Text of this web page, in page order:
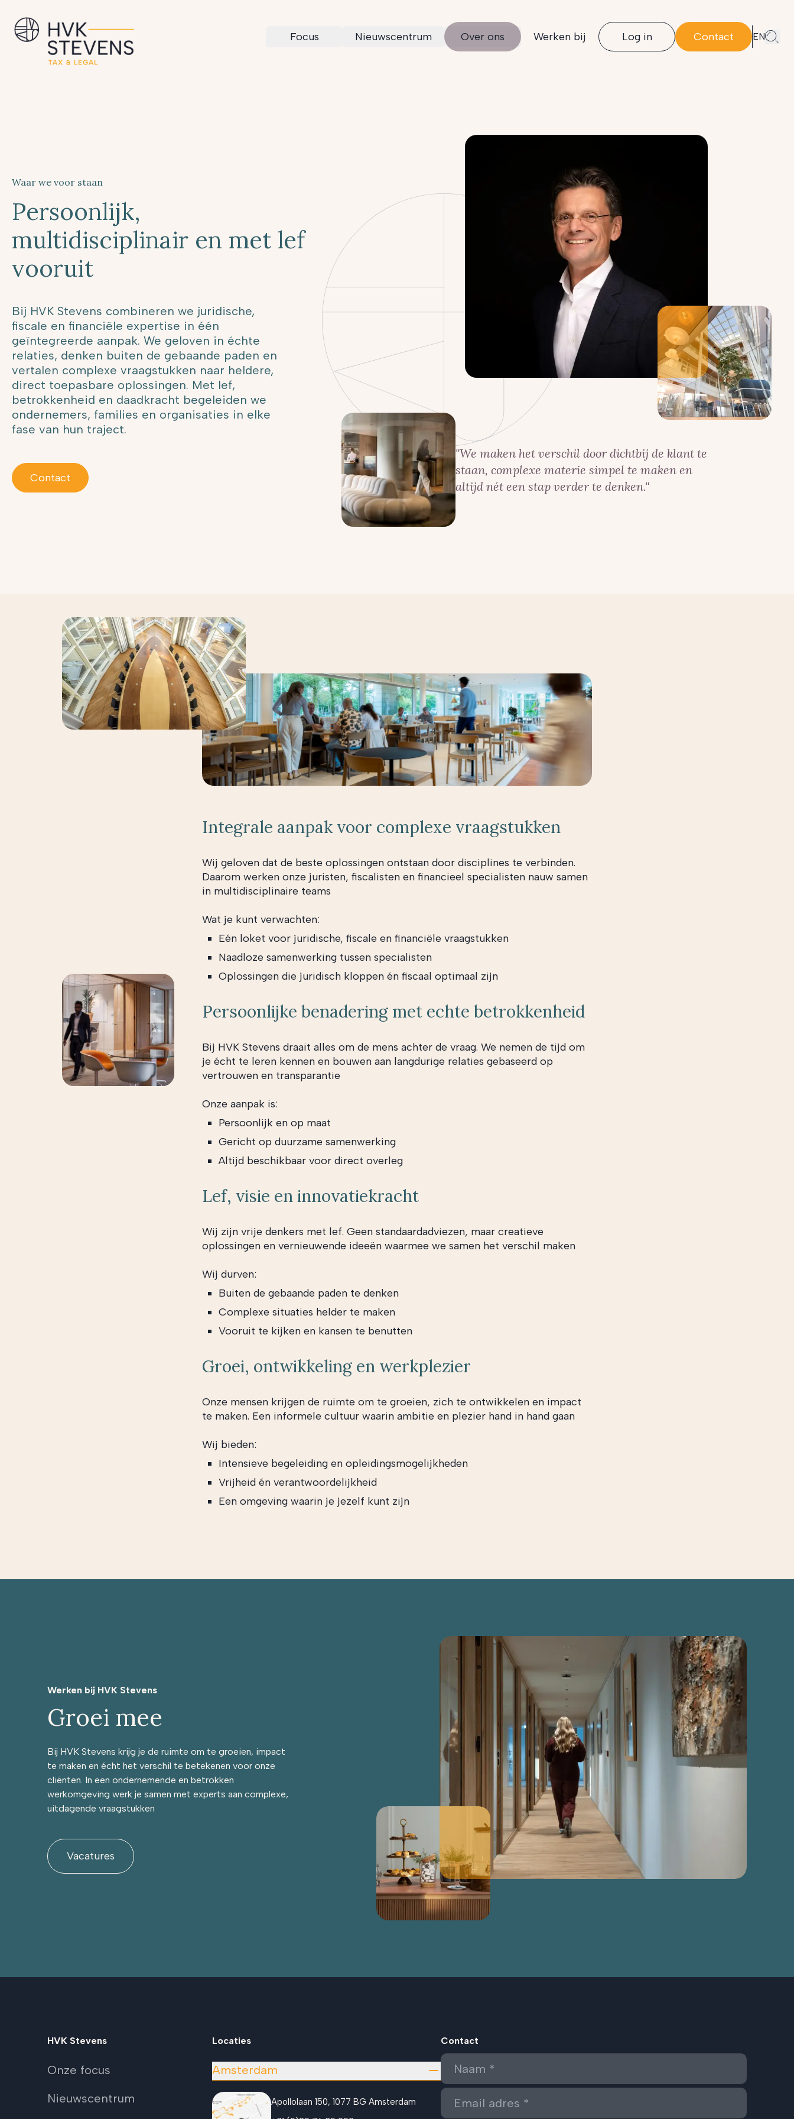
Focus Nieuwscentrum Over ons Werken bij Log in Contact EN
Waar we voor staan
Persoonlijk,
multidisciplinair en met lef
vooruit
Bij HVK Stevens combineren we juridische,
fiscale en financiële expertise in één
geïntegreerde aanpak. We geloven in échte
relaties, denken buiten de gebaande paden en
vertalen complexe vraagstukken naar heldere,
direct toepasbare oplossingen. Met lef,
betrokkenheid en daadkracht begeleiden we
ondernemers, families en organisaties in elke
fase van hun traject.
Contact
"We maken het verschil door dichtbij de klant te
staan, complexe materie simpel te maken en
altijd nét een stap verder te denken."
Integrale aanpak voor complexe vraagstukken
Wij geloven dat de beste oplossingen ontstaan door disciplines te verbinden.
Daarom werken onze juristen, fiscalisten en financieel specialisten nauw samen
in multidisciplinaire teams
Wat je kunt verwachten:
Eén loket voor juridische, fiscale en financiële vraagstukken
Naadloze samenwerking tussen specialisten
Oplossingen die juridisch kloppen én fiscaal optimaal zijn
Persoonlijke benadering met echte betrokkenheid
Bij HVK Stevens draait alles om de mens achter de vraag. We nemen de tijd om
je écht te leren kennen en bouwen aan langdurige relaties gebaseerd op
vertrouwen en transparantie
Onze aanpak is:
Persoonlijk en op maat
Gericht op duurzame samenwerking
Altijd beschikbaar voor direct overleg
Lef, visie en innovatiekracht
Wij zijn vrije denkers met lef. Geen standaardadviezen, maar creatieve
oplossingen en vernieuwende ideeën waarmee we samen het verschil maken
Wij durven:
Buiten de gebaande paden te denken
Complexe situaties helder te maken
Vooruit te kijken en kansen te benutten
Groei, ontwikkeling en werkplezier
Onze mensen krijgen de ruimte om te groeien, zich te ontwikkelen en impact
te maken. Een informele cultuur waarin ambitie en plezier hand in hand gaan
Wij bieden:
Intensieve begeleiding en opleidingsmogelijkheden
Vrijheid én verantwoordelijkheid
Een omgeving waarin je jezelf kunt zijn
Werken bij HVK Stevens
Groei mee
Bij HVK Stevens krijg je de ruimte om te groeien, impact
te maken en écht het verschil te betekenen voor onze
cliënten. In een ondernemende en betrokken
werkomgeving werk je samen met experts aan complexe,
uitdagende vraagstukken
Vacatures
HVK Stevens
Onze focus
Nieuwscentrum
Locaties
Amsterdam
Apollolaan 150, 1077 BG Amsterdam
Contact